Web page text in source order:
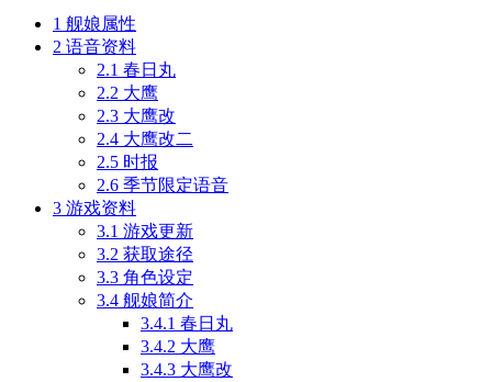
1 舰娘属性
2 语音资料
2.1 春日丸
2.2 大鹰
2.3 大鹰改
2.4 大鹰改二
2.5 时报
2.6 季节限定语音
3 游戏资料
3.1 游戏更新
3.2 获取途径
3.3 角色设定
3.4 舰娘简介
3.4.1 春日丸
3.4.2 大鹰
3.4.3 大鹰改